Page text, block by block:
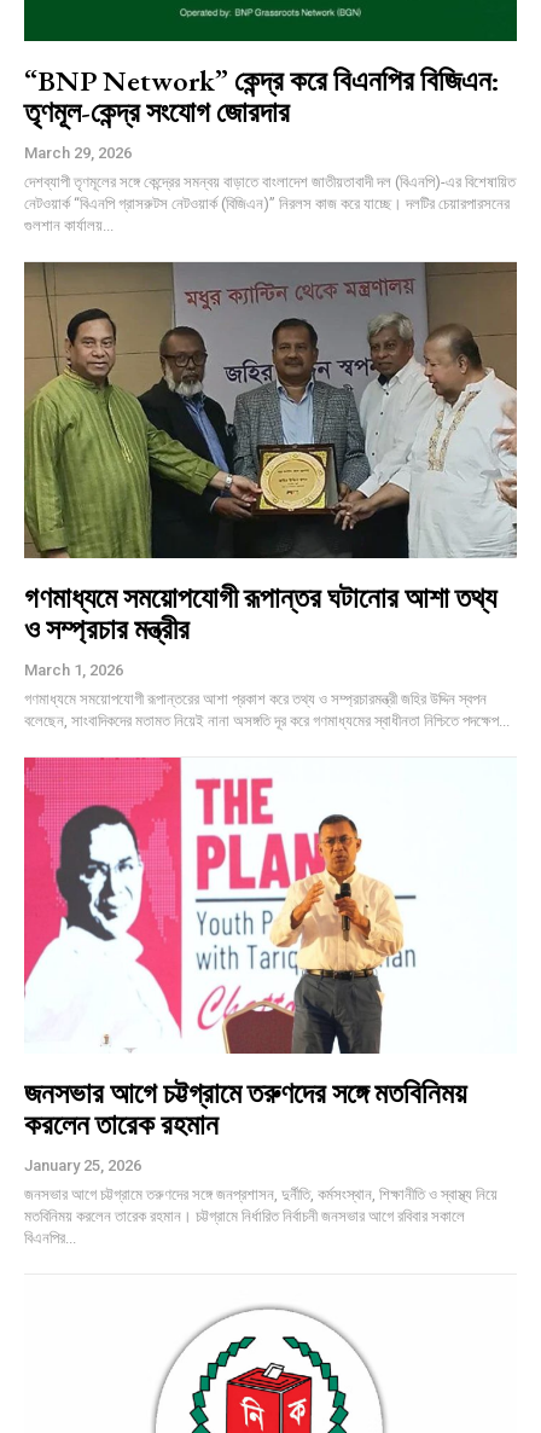
“BNP Network” কেন্দ্র করে বিএনপির বিজিএন:
তৃণমূল-কেন্দ্র সংযোগ জোরদার
March 29, 2026
দেশব্যাপী তৃণমূলের সঙ্গে কেন্দ্রের সমন্বয় বাড়াতে বাংলাদেশ জাতীয়তাবাদী দল (বিএনপি)-এর বিশেষায়িত
নেটওয়ার্ক “বিএনপি গ্রাসরুটস নেটওয়ার্ক (বিজিএন)” নিরলস কাজ করে যাচ্ছে। দলটির চেয়ারপারসনের
গুলশান কার্যালয়...
গণমাধ্যমে সময়োপযোগী রূপান্তর ঘটানোর আশা তথ্য
ও সম্প্রচার মন্ত্রীর
March 1, 2026
গণমাধ্যমে সময়োপযোগী রূপান্তরের আশা প্রকাশ করে তথ্য ও সম্প্রচারমন্ত্রী জহির উদ্দিন স্বপন
বলেছেন, সাংবাদিকদের মতামত নিয়েই নানা অসঙ্গতি দূর করে গণমাধ্যমের স্বাধীনতা নিশ্চিতে পদক্ষেপ...
জনসভার আগে চট্টগ্রামে তরুণদের সঙ্গে মতবিনিময়
করলেন তারেক রহমান
January 25, 2026
জনসভার আগে চট্টগ্রামে তরুণদের সঙ্গে জনপ্রশাসন, দুর্নীতি, কর্মসংস্থান, শিক্ষানীতি ও স্বাস্থ্য নিয়ে
মতবিনিময় করলেন তারেক রহমান। চট্টগ্রামে নির্ধারিত নির্বাচনী জনসভার আগে রবিবার সকালে
বিএনপির...